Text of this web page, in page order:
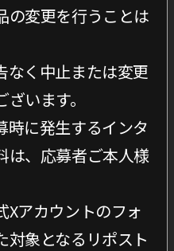
の変更を行うことは
なく中止または変更
います。
時に発生するインタ
は、応募者ご本人様
Xアカウントのフォ
対象となるリポスト